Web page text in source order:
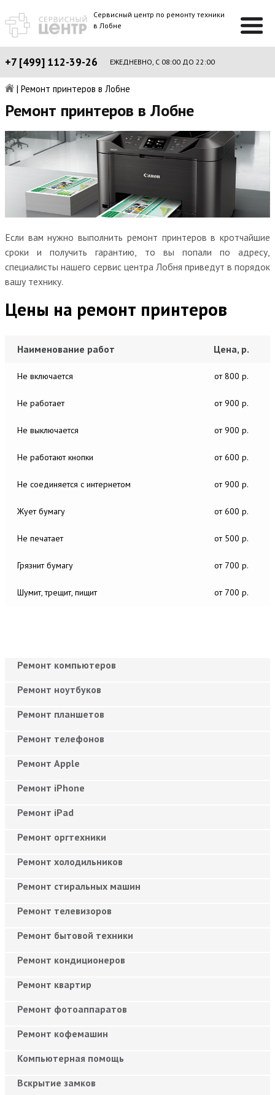
Сервисный центр по ремонту техники
в Лобне
+7 [499] 112-39-26 ЕЖЕДНЕВНО, С 08:00 ДО 22:00
| Ремонт принтеров в Лобне
Ремонт принтеров в Лобне
Если вам нужно выполнить ремонт принтеров в кротчайшие
сроки и получить гарантию, то вы попали по адресу,
специалисты нашего сервис центра Лобня приведут в порядок
вашу технику.
Цены на ремонт принтеров
Наименование работ Цена, р.
Не включается от 800 р.
Не работает от 900 р.
Не выключается от 900 р.
Не работают кнопки от 600 р.
Не соединяется с интернетом от 900 р.
Жует бумагу от 600 р.
Не печатает от 500 р.
Грязнит бумагу от 700 р.
Шумит, трещит, пищит от 700 р.
Ремонт компьютеров
Ремонт ноутбуков
Ремонт планшетов
Ремонт телефонов
Ремонт Apple
Ремонт iPhone
Ремонт iPad
Ремонт оргтехники
Ремонт холодильников
Ремонт стиральных машин
Ремонт телевизоров
Ремонт бытовой техники
Ремонт кондиционеров
Ремонт квартир
Ремонт фотоаппаратов
Ремонт кофемашин
Компьютерная помощь
Вскрытие замков